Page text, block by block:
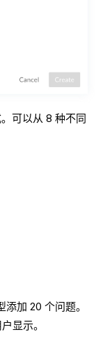
可以从 8 种不同
加 20 个问题。
显示。